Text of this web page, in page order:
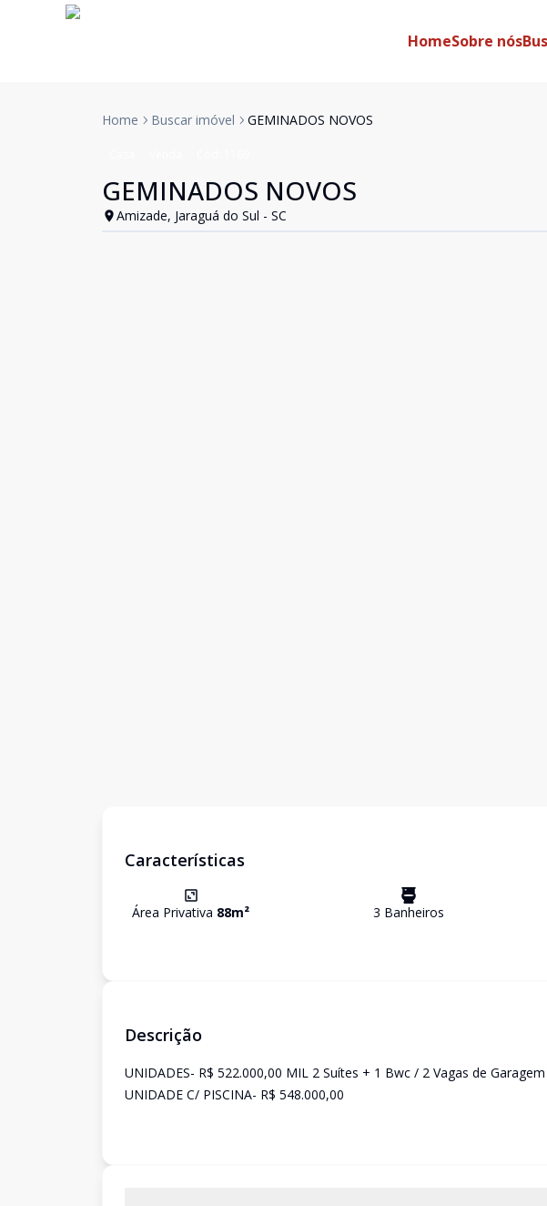
HomeSobre nós
Home Buscar imóvel GEMINADOS NOVOS
GEMINADOS NOVOS
Amizade, Jaraguá do Sul - SC
Características
Área Privativa 88m² 3 Banheiros
Descrição
UNIDADES- R$ 522.000,00 MIL 2 Suítes + 1 Bwc / 2 Vagas de Garagem
UNIDADE C/ PISCINA- R$ 548.000,00